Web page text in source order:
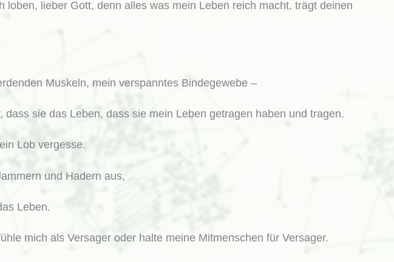
loben, lieber Gott, denn alles was mein Leben reich macht, trägt deinen
Muskeln, mein verspanntes Bindegewebe –
sie das Leben, dass sie mein Leben getragen haben und tragen.
Lob vergesse.
und Hadern aus,
Leben.
mich als Versager oder halte meine Mitmenschen für Versager.